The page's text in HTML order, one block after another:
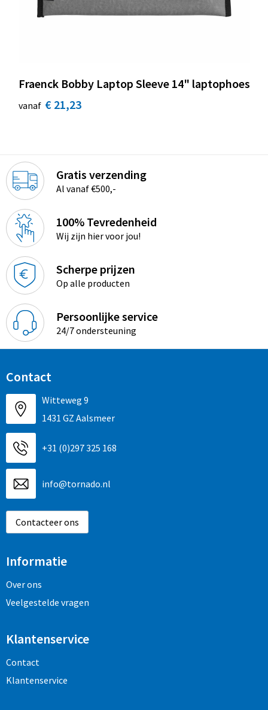
Fraenck Bobby Laptop Sleeve 14" laptophoes
vanaf € 21,23
Gratis verzending
Al vanaf €500,-
100% Tevredenheid
Wij zijn hier voor jou!
Scherpe prijzen
Op alle producten
Persoonlijke service
24/7 ondersteuning
Contact
Witteweg 9
1431 GZ Aalsmeer
+31 (0)297 325 168
info@tornado.nl
Contacteer ons
Informatie
Over ons
Veelgestelde vragen
Klantenservice
Contact
Klantenservice